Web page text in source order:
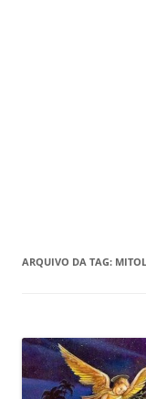
ARQUIVO DA TAG: